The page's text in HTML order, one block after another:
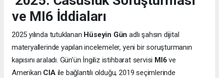
ve MI6 İddiaları
2025 yılında tutuklanan Hüseyin Gün adlı şahsın dijital
materyallerinde yapılan incelemeler, yeni bir soruşturmanın
kapısını araladı. Gün’ün İngiliz istihbarat servisi MI6 ve
Amerikan CIAile bağlantılı olduğu, 2019 seçimlerinde